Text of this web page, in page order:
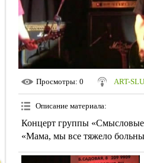
Просмотры: 0 ART-
Описание материала:
Концерт группы
«Мама, мы все тяжело